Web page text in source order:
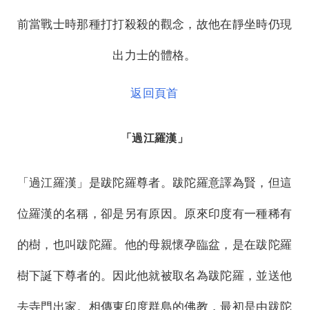
前當戰士時那種打打殺殺的觀念，故他在靜坐時仍現
出力士的體格。
返回頁首
「過江羅漢」
「過江羅漢」是跋陀羅尊者。跋陀羅意譯為賢，但這
位羅漢的名稱，卻是另有原因。原來印度有一種稀有
的樹，也叫跋陀羅。他的母親懷孕臨盆，是在跋陀羅
樹下誕下尊者的。因此他就被取名為跋陀羅，並送他
去寺門出家。相傳東印度群島的佛教，最初是由跋陀